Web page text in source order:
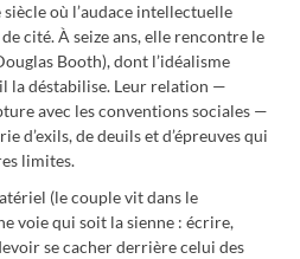
où l’audace intellectuelle
cité. À seize ans, elle rencontre le
Booth), dont l’idéalisme
la déstabilise. Leur relation —
avec les conventions sociales —
d’exils, de deuils et d’épreuves qui
limites.
(le couple vit dans le
voie qui soit la sienne : écrire,
se cacher derrière celui des